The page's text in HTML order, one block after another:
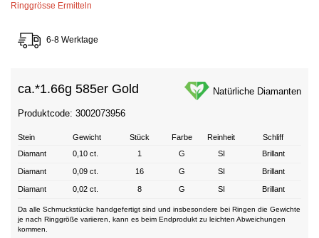
Ringgrösse Ermitteln
6-8 Werktage
ca.*1.66g 585er Gold Natürliche Diamanten
Produktcode: 3002073956
Stein Gewicht Stück Farbe Reinheit
Schliff
Diamant
0,10 ct. 1 G SI Brillant
Diamant 0,09 ct. 16 G SI Brillant
Diamant 0,02 ct. 8 G SI Brillant
Da alle Schmuckstücke handgefertigt sind und insbesondere bei Ringen die Gewichte
je nach Ringgröße variieren, kann es beim Endprodukt zu leichten Abweichungen
kommen.